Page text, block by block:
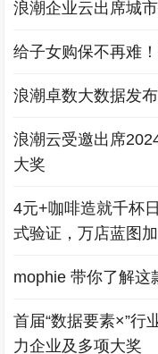
浪潮企业云出席城
给子女购保不再难
浪潮卓数大数据发
浪潮云受邀出席
大奖
4元+咖啡造就千杯
式验证，万店蓝图
mophie 带你了解这
首届“数据要素×”行
力企业及多项大奖